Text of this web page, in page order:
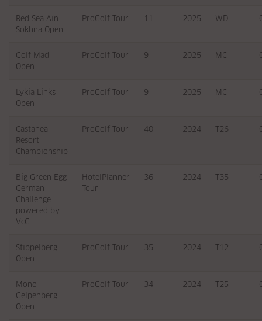
Red Sea Ain
Sokhna Open
ProGolf Tour 11 2025 WD
Golf Mad
Open
ProGolf Tour 9 2025 MC
Lykia Links
Open
ProGolf Tour 9 2025 MC
Castanea
Resort
Championship
ProGolf Tour 40 2024 T26
Big Green Egg
German
Challenge
powered by
VcG
HotelPlanner
Tour
36 2024 T35
Stippelberg
Open
ProGolf Tour 35 2024 T12
Mono
Gelpenberg
Open
ProGolf Tour 34 2024 T25